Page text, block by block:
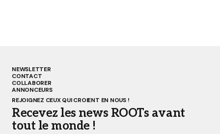
NEWSLETTER
CONTACT
COLLABORER
ANNONCEURS
REJOIGNEZ CEUX QUI CROIENT EN NOUS !
Recevez les news ROOTs avant
tout le monde !